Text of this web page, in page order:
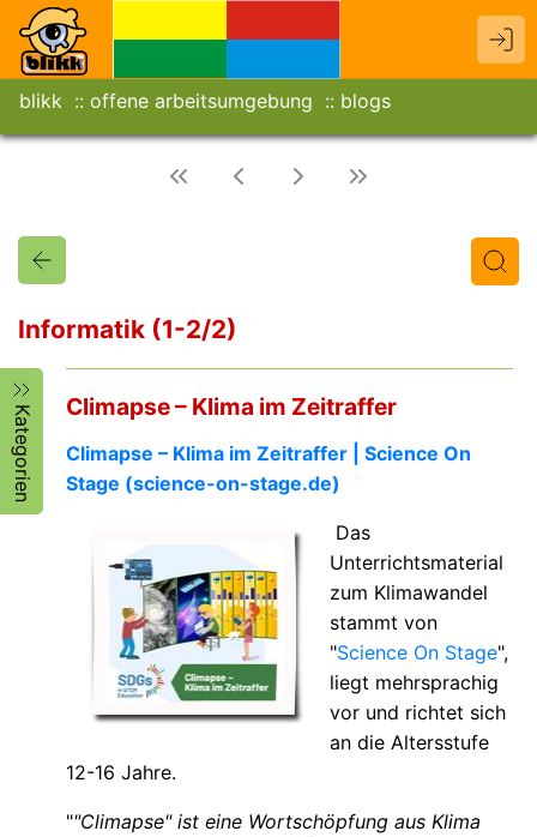
blikk offene arbeitsumgebung blogs
Informatik (1-2/2)
Kategorien Climapse – Klima im Zeitraffer
Climapse – Klima im Zeitraffer | Science On
Stage (science-on-stage.de)
Das
Unterrichtsmaterial
zum Klimawandel
stammt von
"Science On Stage",
liegt mehrsprachig
vor und richtet sich
an die Altersstufe
12-16 Jahre.
""Climapse" ist eine Wortschöpfung aus Klima